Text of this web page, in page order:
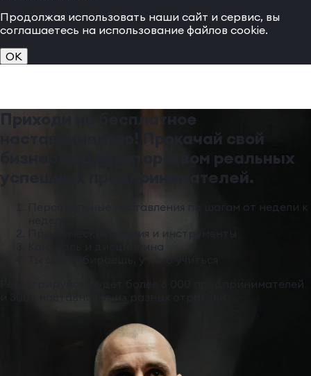
Продолжая использовать наши сайт и сервис, вы
соглашаетесь на использование файлов cookie.
OK
Приходи на бесплатное
наставничество! Прокачай свой
бизнес под кураторством реальных
успешных предпринимателей.
Персональные наставления по шагам от недели к
Практические знания и инструменты
Контроль и дисциплина
Ты сам выбираешь, у кого учиться
Регистрируйся, будет более 6 000 предпринимателей
и 300+ наставников из разных отраслей.